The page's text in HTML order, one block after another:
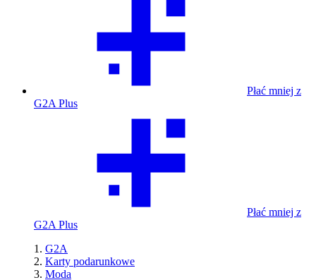
Płać mniej z
G2A Plus
Płać mniej z
G2A Plus
G2A
Karty podarunkowe
Moda